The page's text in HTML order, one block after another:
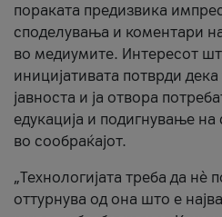
пораката предизвика
споделувања и коментари
во медиумите. Интересот
иницијативата потврди
јавноста и ја отвора
едукација и подигнување на
во сообраќајот.
„Технологијата треба да нè
оттурнува од она што е